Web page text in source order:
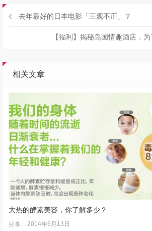
去年最好的日本电影「三观不正」？
【福利】揭秘岛国情趣酒店，
相关文章
大热的酵素美容，你了解多少？
分享 2014年6月13日